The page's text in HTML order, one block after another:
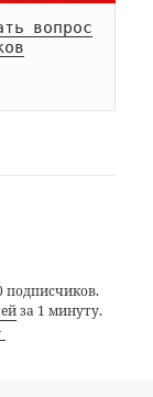
вопрос
подписчиков.
за 1 минуту.